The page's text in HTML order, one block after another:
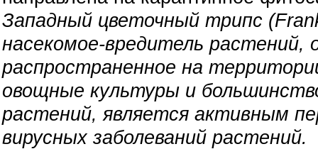
Западный цветочный трипс
насекомое-вредитель растений,
распространенное на
овощные культуры и
растений, является активным
вирусных заболеваний растений.